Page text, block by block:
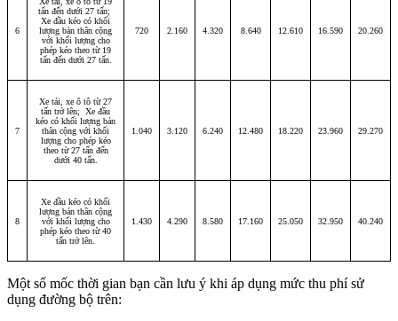
6
tấn đến dưới 27 tấn;
Xe đầu kéo có khối
lượng bản thân cộng
với khối lượng cho
phép kéo theo từ 19
tấn đến dưới 27 tấn.
720 2.160 4.320 8.640 12.610 16.590 20.260
7
Xe tải, xe ô tô từ 27
tấn trở lên; Xe đầu
kéo có khối lượng bản
thân cộng với khối
lượng cho phép kéo
theo từ 27 tấn đến
dưới 40 tấn.
1.040 3.120 6.240 12.480 18.220 23.960 29.270
8
Xe đầu kéo có khối
lượng bản thân cộng
với khối lượng cho
phép kéo theo từ 40
tấn trở lên.
1.430 4.290 8.580 17.160 25.050 32.950 40.240
Một số mốc thời gian bạn cần lưu ý khi áp dụng mức thu phí sử
dụng đường bộ trên: